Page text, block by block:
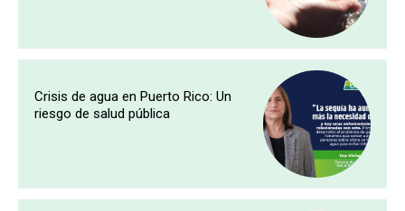
Crisis de agua en Puerto Rico: Un
riesgo de salud pública